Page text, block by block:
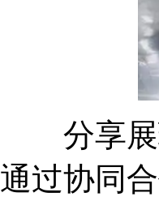
分享展现
通过协同合